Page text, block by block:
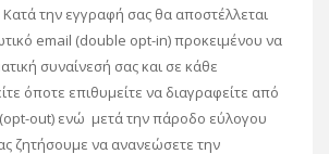
την εγγραφή σας θα αποστέλλεται
email (double opt-in) προκειμένου να
συναίνεσή σας και σε κάθε
όποτε επιθυμείτε να διαγραφείτε από
(opt-out) ενώ μετά την πάροδο εύλογου
ζητήσουμε να ανανεώσετε την